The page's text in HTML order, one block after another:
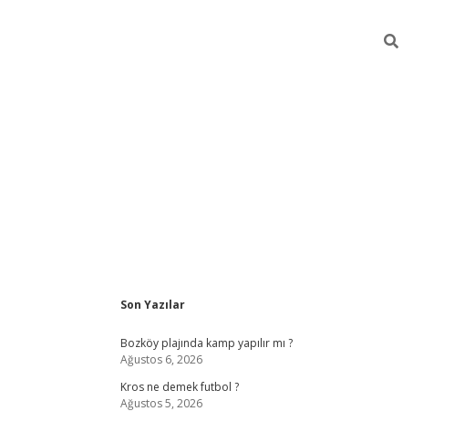
Sidebar
Son Yazılar
Bozköy plajında kamp yapılır mı ?
Ağustos 6, 2026
Kros ne demek futbol ?
Ağustos 5, 2026